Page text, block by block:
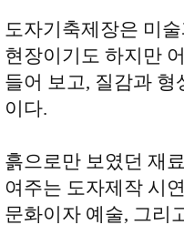
도자기축제장은 미
현장이기도 하지만
들어 보고, 질감과
이다.
흙으로만 보였던 재
여주는 도자제작 시
문화이자 예술, 그리